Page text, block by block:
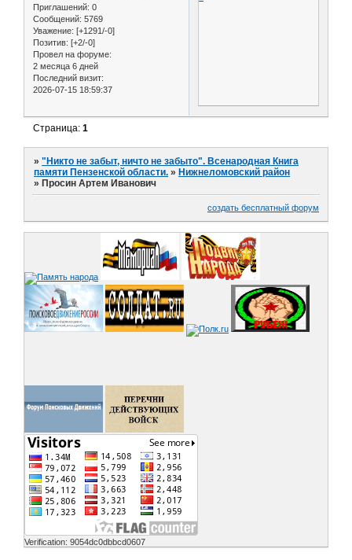
Приглашений: 0
Сообщений: 5769
Уважение: [+1291/-0]
Позитив: [+2/-0]
Провел на форуме:
2 месяца 6 дней
Последний визит:
2026-07-15 18:59:37
Страница:1
»"Никто не забыт, ничто не забыто". Всенародная Книга
памяти Пензенской области. »Нижнеломовский район
»Просин Артем Иванович
создать бесплатный форум
Verification: 9054dc0dbbcd0607